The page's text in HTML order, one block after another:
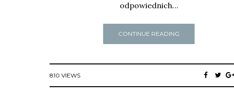
odpowiednich…
CONTINUE READING
810 VIEWS